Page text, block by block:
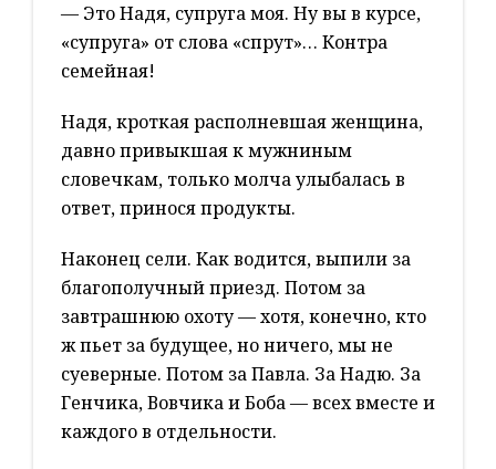
— Это Надя, супруга моя. Ну вы в курсе,
«супруга» от слова «спрут»… Контра
семейная!
Надя, кроткая располневшая женщина,
давно привыкшая к мужниным
словечкам, только молча улыбалась в
ответ, принося продукты.
Наконец сели. Как водится, выпили за
благополучный приезд. Потом за
завтрашнюю охоту — хотя, конечно, кто
ж пьет за будущее, но ничего, мы не
суеверные. Потом за Павла. За Надю. За
Генчика, Вовчика и Боба — всех вместе и
каждого в отдельности.